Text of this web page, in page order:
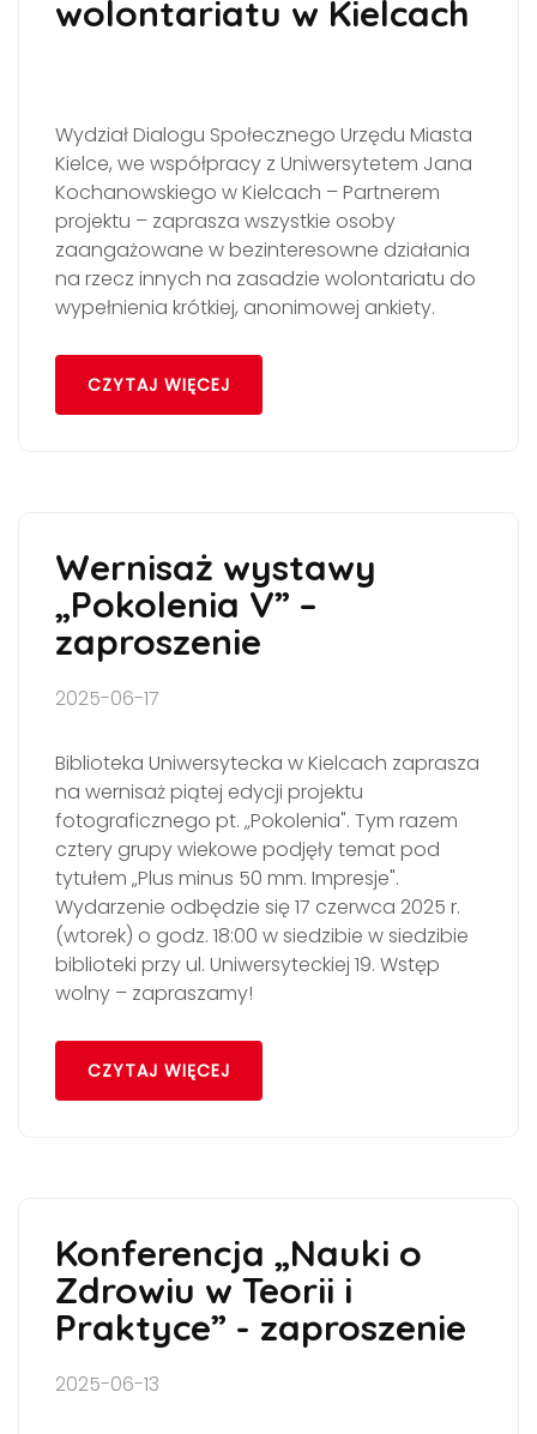
wolontariatu w Kielcach
Wydział Dialogu Społecznego Urzędu Miasta
Kielce, we współpracy z Uniwersytetem Jana
Kochanowskiego w Kielcach – Partnerem
projektu – zaprasza wszystkie osoby
zaangażowane w bezinteresowne działania
na rzecz innych na zasadzie wolontariatu do
wypełnienia krótkiej, anonimowej ankiety.
CZYTAJ WIĘCEJ
Wernisaż wystawy
„Pokolenia V” –
zaproszenie
2025-06-17
Biblioteka Uniwersytecka w Kielcach zaprasza
na wernisaż piątej edycji projektu
fotograficznego pt. „Pokolenia". Tym razem
cztery grupy wiekowe podjęły temat pod
tytułem „Plus minus 50 mm. Impresje".
Wydarzenie odbędzie się 17 czerwca 2025 r.
(wtorek) o godz. 18:00 w siedzibie w siedzibie
biblioteki przy ul. Uniwersyteckiej 19. Wstęp
wolny – zapraszamy!
CZYTAJ WIĘCEJ
Konferencja „Nauki o
Zdrowiu w Teorii i
Praktyce” - zaproszenie
2025-06-13